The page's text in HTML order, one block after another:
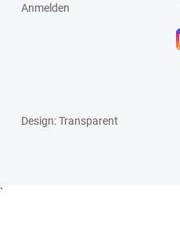
Anmelden
Design: Transparent
`